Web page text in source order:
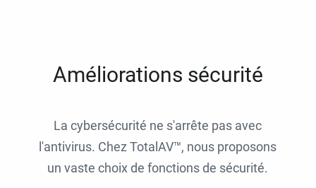
Améliorations sécurité
La cybersécurité ne s'arrête pas avec
l'antivirus. Chez TotalAV™, nous proposons
un vaste choix de fonctions de sécurité.